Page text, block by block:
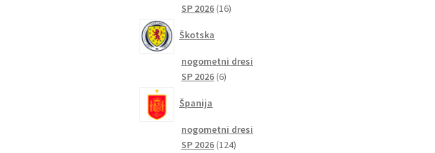
SP 2026 1616
Škotska
nogometni dresi
SP 2026 66
Španija
nogometni dresi
SP 2026 124124